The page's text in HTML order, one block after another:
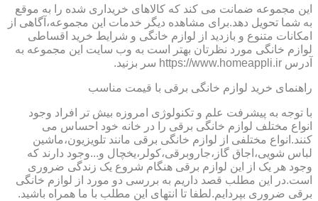
این مجموعه ضمانت می کند که کالاهای خریداری شده را به موقع
به شما تحویل دهد.برای مشاهده دیگر خدمات این مجموعه،آگاهی از
امکانات متنوع و بازدید از لوازم خانگی و شرایط خرید اقساطی
لوازم خانگی مورد نظرتان بهتر است به وب سایت این مجموعه به
آدرس https://www.homeappli.ir سر بزنید.
راهنمای خرید لوازم خانگی برقی با قیمت مناسب
با توجه به پیشرفت علم و تکنولوژی امروزه بیش تر افراد وجود
انواع مختلف لوازم خانگی برقی را در خانه خود احساس می
کنند.انواع مختلفی از لوازم خانگی برقی مانند تلویزیون،ماشین
لباس شویی،اجاق گاز،جاروبرقی،کولر،یخچال و...وجود دارند که
وجود هر یک از این لوازم برقی هنگام شروع یک زندگی ضروری
است.در این مطلب قصد داریم به بررسی دو مورد از لوازم خانگی
برقی ضروری بپردایم.لطفا تا انتهای این مطلب با ما همراه باشید.